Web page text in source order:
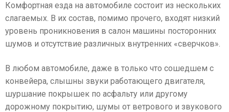
Комфортная езда на автомобиле состоит из нескольких
слагаемых. В их состав, помимо прочего, входят низкий
уровень проникновения в салон машины посторонних
шумов и отсутствие различных внутренних «сверчков».
В любом автомобиле, даже в только что сошедшем с
конвейера, слышны звуки работающего двигателя,
шуршание покрышек по асфальту или другому
дорожному покрытию, шумы от ветрового и звукового